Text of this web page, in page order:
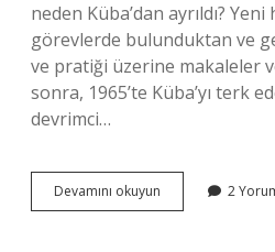
neden Küba’dan ayrıldı?
görevlerde bulunduktan ve
ve pratiği üzerine makaleler
sonra, 1965’te Küba’yı terk
devrimci…
Devamını okuyun
Daki
2